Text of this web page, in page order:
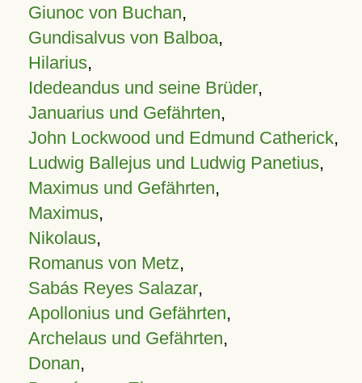
Giunoc von Buchan,
Gundisalvus von Balboa,
Hilarius,
Idedeandus und seine Brüder,
Januarius und Gefährten,
John Lockwood und Edmund Catherick,
Ludwig Ballejus und Ludwig Panetius,
Maximus und Gefährten,
Maximus,
Nikolaus,
Romanus von Metz,
Sabás Reyes Salazar,
Apollonius und Gefährten,
Archelaus und Gefährten,
Donan,